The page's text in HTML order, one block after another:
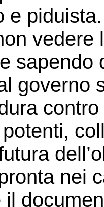
e piduista.
vedere
sapendo
governo
nei
il